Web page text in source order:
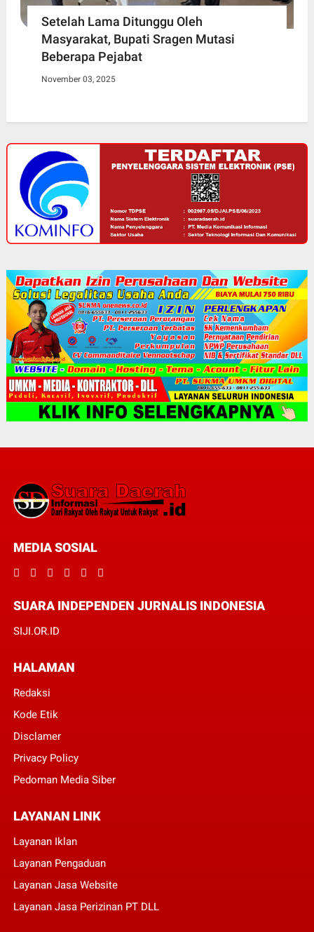
Setelah Lama Ditunggu Oleh
Masyarakat, Bupati Sragen Mutasi
Beberapa Pejabat
November 03, 2025
MEDIA SOSIAL
SUARA INDEPENDEN JURNALIS INDONESIA
SIJI.OR.ID
HALAMAN
Redaksi
Kode Etik
Disclamer
Privacy Policy
Pedoman Media Siber
LAYANAN LINK
Layanan Iklan
Layanan Pengaduan
Layanan Jasa Website
Layanan Jasa Perizinan PT DLL